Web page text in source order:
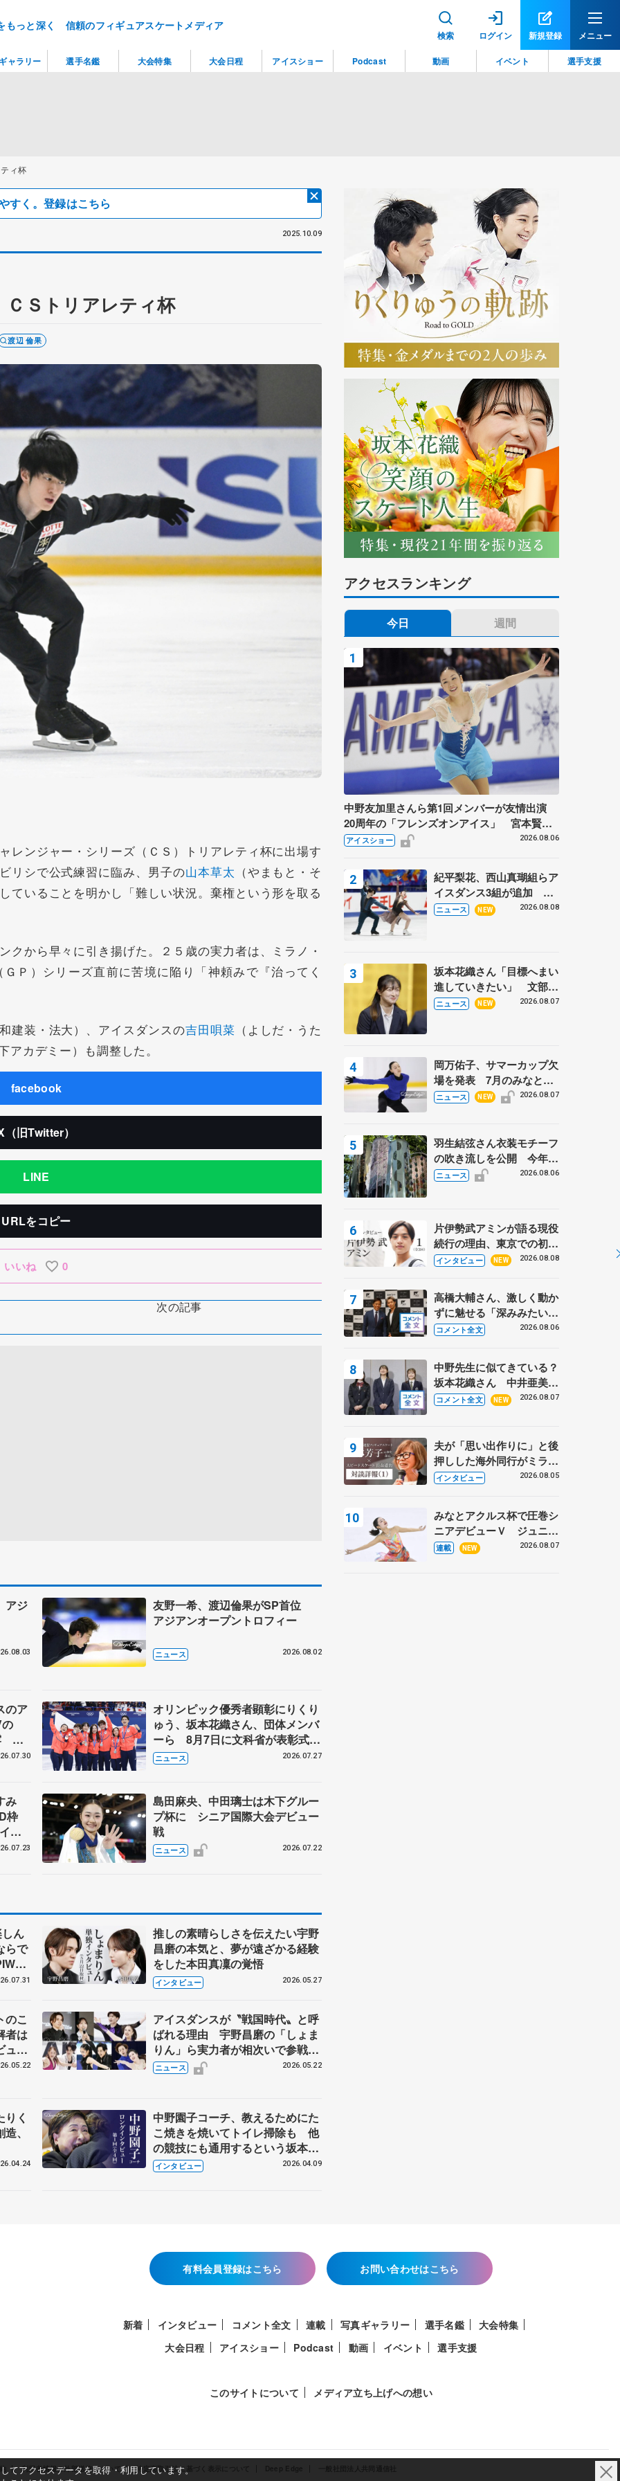
もっと深く 信頼のフィギュアスケートメディア
検索 ログイン 新規登録 メニュー
ィ杯
すく。登録はこちら
2025.10.09
Ｓトリアレティ杯
渡辺 倫果
ンジャー・シリーズ（ＣＳ）トリアレティ杯に出場す
リシで公式練習に臨み、男子の山本草太 （やまもと・そ
ていることを明かし「難しい状況。棄権という形を取る
から早々に引き揚げた。２５歳の実力者は、ミラノ・
Ｐ）シリーズ直前に苦境に陥り「神頼みで『治ってく
建装・法大）、アイスダンスの吉田唄菜 （よしだ・うた
カデミー）も調整した。
facebook
（旧Twitter）
LINE
URLをコピー
いいね 0
次の記事
アジ
友野一希、渡辺倫果がSP首位
アジアンオープントロフィー
ニュース 2026.08.02
のア
ハ
ンバ
オリンピック優秀者顕彰にりくり
ゅう、坂本花織さん、団体メンバ
ーら 8月7日に文科省が表彰式、
ブルーノ・マルコット、中野園子
らコーチも
ニュース 2026.07.27
み
枠
ス
#74
島田麻央、中田璃士は木下グルー
プ杯に シニア国際大会デビュー
戦
ニュース 2026.07.22
ん
らで
前
推しの素晴らしさを伝えたい宇野
昌磨の本気と、夢が遠ざかる経験
をした本田真凜の覚悟
インタビュー 2026.05.27
のこ
者は
ュー
人、
アイスダンスが〝戦国時代〟と呼
ばれる理由 宇野昌磨の「しょま
りん」ら実力者が相次いで参戦
国内の競争激化
ニュース 2026.05.22
く
、
中野園子コーチ、教えるためにた
こ焼きを焼いてトイレ掃除も 他
の競技にも通用するという坂本花
織の筋肉
インタビュー 2026.04.09
アクセスランキング
今日 週間
中野友加里さんら第1回メンバーが友情出演
20周年の「フレンズオンアイス」 宮本賢二
さん、有川梨絵さん、田村岳斗さんも
アイスショー 2026.08.06
紀平梨花、西山真瑚組らア
イスダンス3組が追加 い
くこう、かほゆうも、木下
ニュース NEW 2026.08.08
坂本花織さん「目標へまい
進していきたい」 文部科
学省スポーツ表彰式で代表
ニュース NEW 2026.08.07
岡万佑子、サマーカップ欠
場を発表 7月のみなとア
クルス杯は腰痛の影響で
ニュース NEW 2026.08.07
羽生結弦さん衣装モチーフ
の吹き流しを公開 今年は
「春よ、来い」、仙台の瑞
ニュース 2026.08.06
片伊勢武アミンが語る現役
続行の理由、東京での初め
ての一人暮らし 注目スケ
インタビュー NEW 2026.08.08
高橋大輔さん、激しく動か
ずに魅せる「深みみたいな
ものは出てきている？」
ド野村忠宏さんと和気あい
あい
コメント全文 2026.08.06
中野先生に似てきている？
坂本花織さん 中井亜美は
クリケットのサマーキャン
部科学省スポーツ表彰
式】
コメント全文 NEW 2026.08.07
夫が「思い出作りに」と後
押しした海外同行がミラノ
まで… 繁華街のリンクで
に 小林芳子さんが振り返
るスケート人生
インタビュー 2026.08.05
みなとアクルス杯で圧巻シ
ニアデビューＶ ジュニア
で４シーズン無敗の島田麻
連載 NEW 2026.08.07
有料会員登録はこちら お問い合わせはこちら
新着 インタビュー コメント全文 連載 写真ギャラリー 選手名鑑
大会特集
大会日程
アイスショー Podcast 動画 イベント 選手支援
このサイトについて メディア立ち上げへの想い
利用者情報の外部送信について 特定商取引法に基づく表示について
ャラリー 選手名鑑 大会特集 大会日程 アイスショー Podcast 動画 イベント 選手支援
アクセスデータを取得・利用しています。